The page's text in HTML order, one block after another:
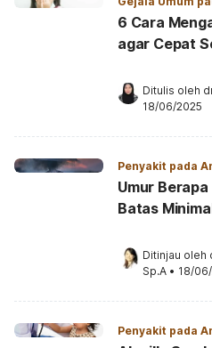
6 Cara
agar Cepat
Ditulis oleh
18/06/2025
Penyakit pada
Umur
Batas
Ditinjau oleh
Sp.A • 18/
Penyakit pada